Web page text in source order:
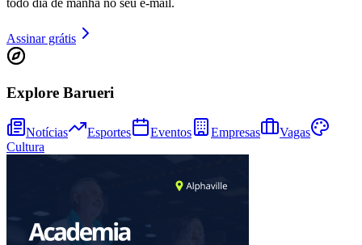
todo dia de manhã no seu e-mail.
Assinar grátis
Explore Barueri
Notícias Esportes Eventos Empresas
Vagas
Cultura